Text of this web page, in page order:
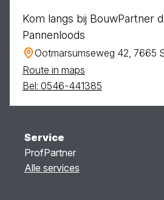
Kom langs bij BouwPartner
Pannenloods
Ootmarsumseweg 42, 7665
Route in maps
Bel: 0546-441385
Service
ProfPartner
Alle services